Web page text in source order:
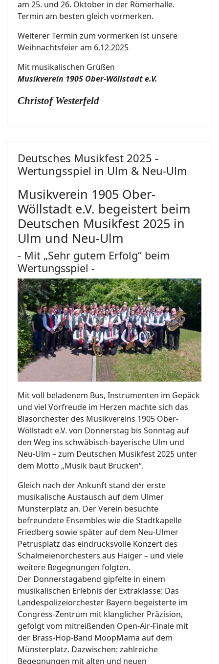
am 25. und 26. Oktober in der Römerhalle.
Termin am besten gleich vormerken.
Weiterer Termin zum vormerken ist unsere
Weihnachtsfeier am 6.12.2025
Mit musikalischen Grüßen
Musikverein 1905 Ober-Wöllstadt e.V.
Christof Westerfeld
Deutsches Musikfest 2025 -
Wertungsspiel in Ulm & Neu-Ulm
Musikverein 1905 Ober-
Wöllstadt e.V. begeistert beim
Deutschen Musikfest 2025 in
Ulm und Neu-Ulm
- Mit „Sehr gutem Erfolg“ beim
Wertungsspiel -
Mit voll beladenem Bus, Instrumenten im Gepäck
und viel Vorfreude im Herzen machte sich das
Blasorchester des Musikvereins 1905 Ober-
Wöllstadt e.V. von Donnerstag bis Sonntag auf
den Weg ins schwäbisch-bayerische Ulm und
Neu-Ulm – zum Deutschen Musikfest 2025 unter
dem Motto „Musik baut Brücken“.
Gleich nach der Ankunft stand der erste
musikalische Austausch auf dem Ulmer
Münsterplatz an. Der Verein besuchte
befreundete Ensembles wie die Stadtkapelle
Friedberg sowie später auf dem Neu-Ulmer
Petrusplatz das eindrucksvolle Konzert des
Schalmeienorchesters aus Haiger – und viele
weitere Begegnungen folgten.
Der Donnerstagabend gipfelte in einem
musikalischen Erlebnis der Extraklasse: Das
Landespolizeiorchester Bayern begeisterte im
Congress-Zentrum mit klanglicher Präzision,
gefolgt vom mitreißenden Open-Air-Finale mit
der Brass-Hop-Band MoopMama auf dem
Münsterplatz. Dazwischen: zahlreiche
Begegnungen mit alten und neuen